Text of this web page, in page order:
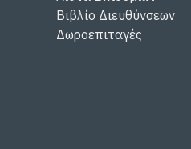
Βιβλίο Διευθύνσεων
Δωροεπιταγές